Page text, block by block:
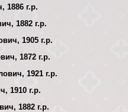
1886 г.р.
1882 г.р.
1905 г.р.
1872 г.р.
1921 г.р.
1910 г.р.
1882 г.р.